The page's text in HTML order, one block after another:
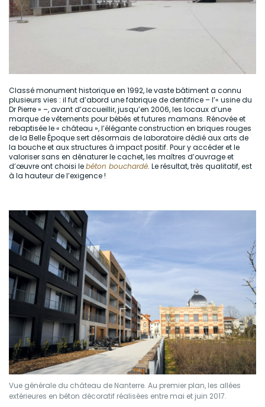
Classé monument historique en 1992, le vaste bâtiment a connu
plusieurs vies : il fut d’abord une fabrique de dentifrice – l’« usine du
Dr Pierre » –, avant d’accueillir, jusqu’en 2006, les locaux d’une
marque de vêtements pour bébés et futures mamans. Rénovée et
rebaptisée le « château », l’élégante construction en briques rouges
de la Belle Époque sert désormais de laboratoire dédié aux arts de
la bouche et aux structures à impact positif. Pour y accéder et le
valoriser sans en dénaturer le cachet, les maîtres d’ouvrage et
d’œuvre ont choisi lebéton bouchardé. Le résultat, très qualitatif, est
à la hauteur de l’exigence !
Vue générale du château de Nanterre. Au premier plan, les allées
extérieures en béton décoratif réalisées entre mai et juin 2017.